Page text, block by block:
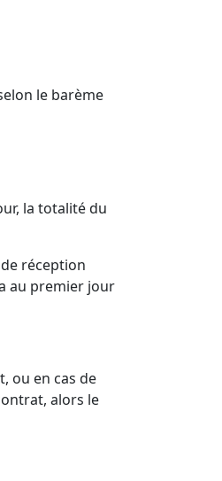
le barème
la totalité du
réception
au premier jour
ou en cas de
alors le